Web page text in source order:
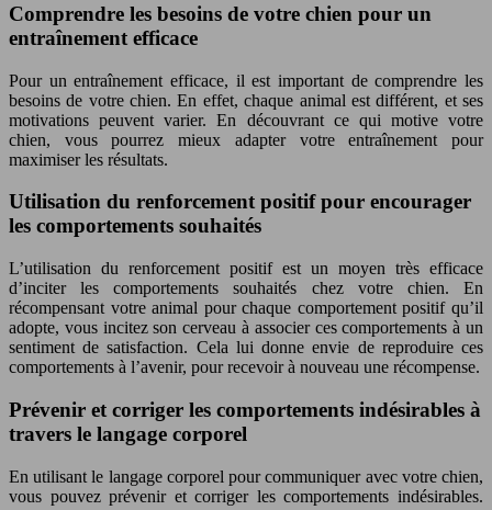
Comprendre les besoins de votre chien pour un
entraînement efficace
Pour un entraînement efficace, il est important de comprendre les
besoins de votre chien. En effet, chaque animal est différent, et ses
motivations peuvent varier. En découvrant ce qui motive votre
chien, vous pourrez mieux adapter votre entraînement pour
maximiser les résultats.
Utilisation du renforcement positif pour encourager
les comportements souhaités
L’utilisation du renforcement positif est un moyen très efficace
d’inciter les comportements souhaités chez votre chien. En
récompensant votre animal pour chaque comportement positif qu’il
adopte, vous incitez son cerveau à associer ces comportements à un
sentiment de satisfaction. Cela lui donne envie de reproduire ces
comportements à l’avenir, pour recevoir à nouveau une récompense.
Prévenir et corriger les comportements indésirables à
travers le langage corporel
En utilisant le langage corporel pour communiquer avec votre chien,
vous pouvez prévenir et corriger les comportements indésirables.